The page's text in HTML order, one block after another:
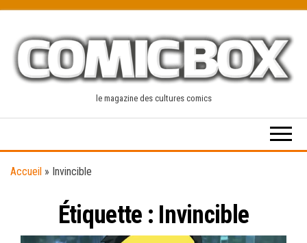
content
le magazine des cultures comics
Accueil » Invincible
Étiquette : Invincible